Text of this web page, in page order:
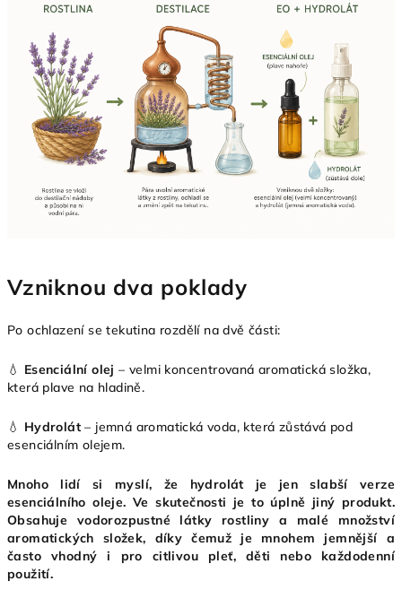
Vzniknou dva poklady
Po ochlazení se tekutina rozdělí na dvě části:
💧 Esenciální olej – velmi koncentrovaná aromatická složka,
která plave na hladině.
💧 Hydrolát – jemná aromatická voda, která zůstává pod
esenciálním olejem.
Mnoho lidí si myslí, že hydrolát je jen slabší verze
esenciálního oleje. Ve skutečnosti je to úplně jiný produkt.
Obsahuje vodorozpustné látky rostliny a malé množství
aromatických složek, díky čemuž je mnohem jemnější a
často vhodný i pro citlivou pleť, děti nebo každodenní
použití.